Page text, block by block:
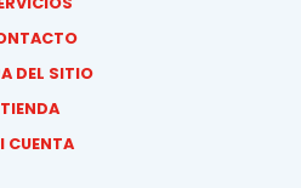
DEL SITIO
TIENDA
CUENTA